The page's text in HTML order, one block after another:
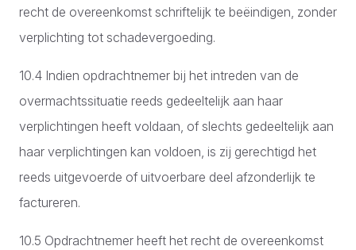
recht de overeenkomst schriftelijk te beëindigen, zonder
verplichting tot schadevergoeding.
10.4 Indien opdrachtnemer bij het intreden van de
overmachtssituatie reeds gedeeltelijk aan haar
verplichtingen heeft voldaan, of slechts gedeeltelijk aan
haar verplichtingen kan voldoen, is zij gerechtigd het
reeds uitgevoerde of uitvoerbare deel afzonderlijk te
factureren.
10.5 Opdrachtnemer heeft het recht de overeenkomst